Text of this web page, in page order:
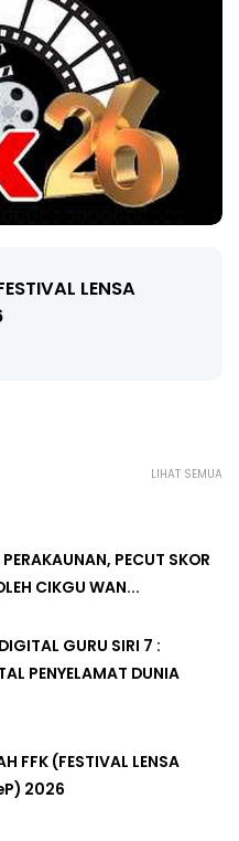
LENSA
LIHAT SEMUA
PECUT SKOR
CIKGU WAN...
GURU SIRI 7 :
PENYELAMAT DUNIA
FFK (FESTIVAL LENSA
2026